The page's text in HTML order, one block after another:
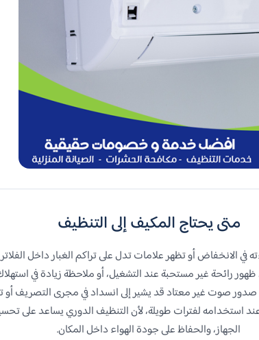
متى يحتاج المكيف إلى التنظيف
في الانخفاض أو تظهر علامات تدل على تراكم الغبار داخل
رائحة غير مستحبة عند التشغيل، أو ملاحظة زيادة في
صوت غير معتاد قد يشير إلى انسداد في مجرى التصريف أو
استخدامه لفترات طويلة، لأن التنظيف الدوري يساعد على
الجهاز، والحفاظ على جودة الهواء داخل المكان.